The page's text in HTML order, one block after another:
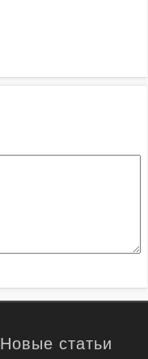
Новые статьи